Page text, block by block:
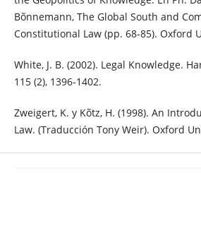
Bõnnemann, The Global South and
Constitutional Law (pp. 68-85). Oxford
White, J. B. (2002). Legal Knowledge.
115 (2), 1396-1402.
Zweigert, K. y Kõtz, H. (1998). An
Law. (Traducción Tony Weir). Oxford